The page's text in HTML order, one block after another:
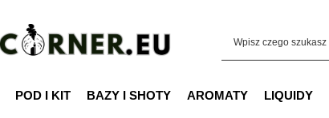
POD I KIT BAZY I SHOTY AROMATY LIQUIDY